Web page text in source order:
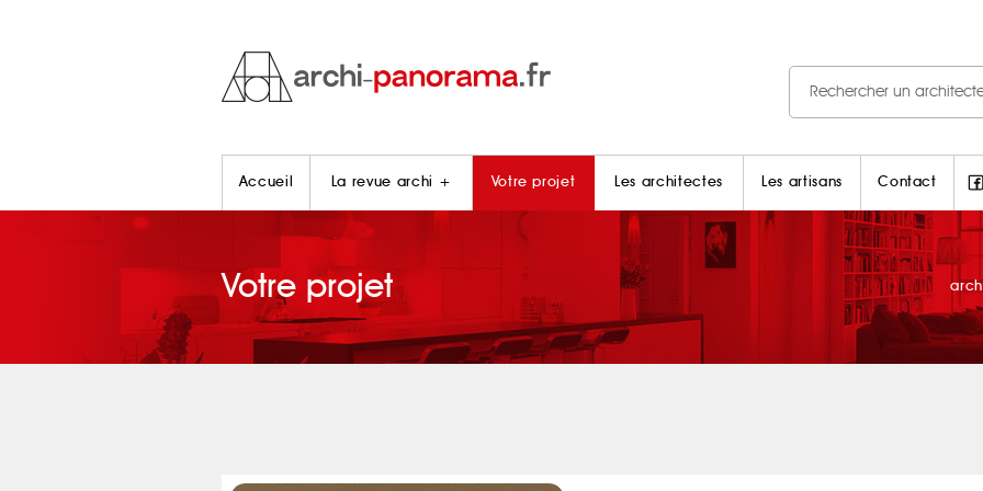
Accueil La revue archi + Votre projet Les architectes Les artisans Contact
Votre projet